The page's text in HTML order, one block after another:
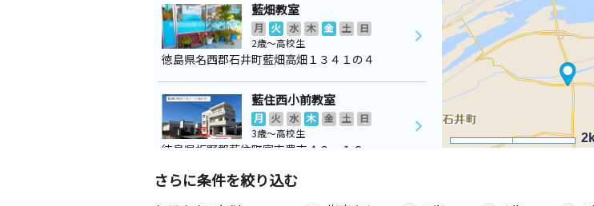
藍畑教室
月 火 水 木 金 土
日
2歳～高校生
徳島県名西郡石井町藍畑高畑１３４１の４
藍住西小前教室
月 火 水 木 金 土
日
3歳～高校生
徳島県板野郡藍住町富吉豊吉４２ー１６
高志教室
さらに条件を絞り込む